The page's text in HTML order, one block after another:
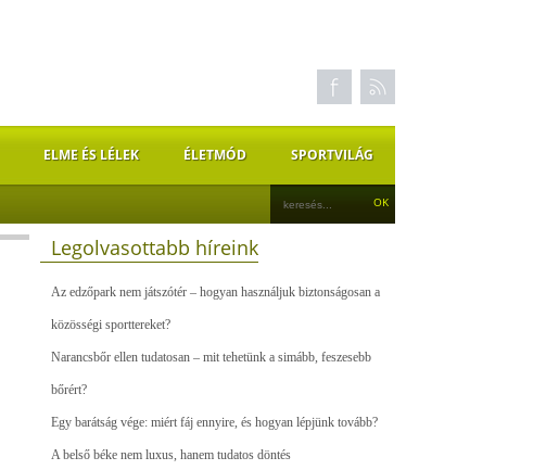
ELME ÉS LÉLEK ÉLETMÓD SPORTVILÁG
Legolvasottabb híreink
Az edzőpark nem játszótér – hogyan használjuk biztonságosan a
közösségi sporttereket?
Narancsbőr ellen tudatosan – mit tehetünk a simább, feszesebb
bőrért?
Egy barátság vége: miért fáj ennyire, és hogyan lépjünk tovább?
A belső béke nem luxus, hanem tudatos döntés